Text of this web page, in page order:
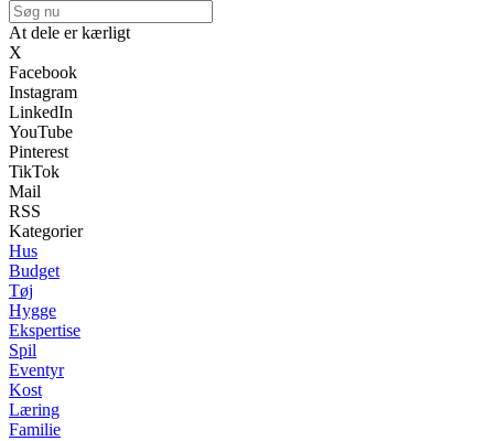
At dele er kærligt
X
Facebook
Instagram
LinkedIn
YouTube
Pinterest
TikTok
Mail
RSS
Kategorier
Hus
Budget
Tøj
Hygge
Ekspertise
Spil
Eventyr
Kost
Læring
Familie